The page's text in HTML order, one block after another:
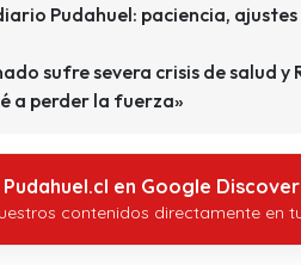
Pudahuel: paciencia,
sufre severa crisis de salud
a perder la fuerza»
en Google Discover
contenidos directamente en